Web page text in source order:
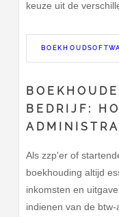
keuze uit de
BEDRIJF:
Als zzp'er of
boekhouding altijd
inkomsten en
indienen van de